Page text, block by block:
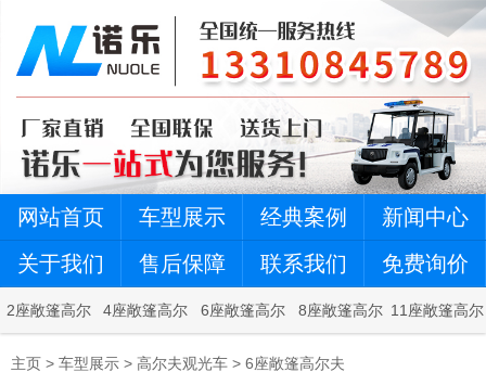
网站首页 车型展示 经典案例
新闻中心
关于我们
售后保障 联系我们 免费询价
2座敞篷高尔
夫
4座敞篷高尔
夫
6座敞篷高尔
夫
8座敞篷高尔
夫
11座敞篷高尔
主页 > 车型展示 > 高尔夫观光车 > 6座敞篷高尔夫